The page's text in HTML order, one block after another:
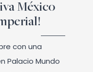
México
con una
Palacio Mundo